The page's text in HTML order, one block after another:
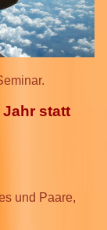
Jahr statt
und Paare,